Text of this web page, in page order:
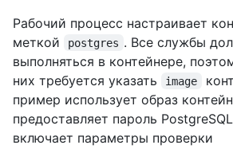
Рабочий процесс настраивает
меткой
postgres . Все службы
выполняться в контейнере,
них требуется указать
image
пример использует образ
предоставляет пароль
включает параметры проверки